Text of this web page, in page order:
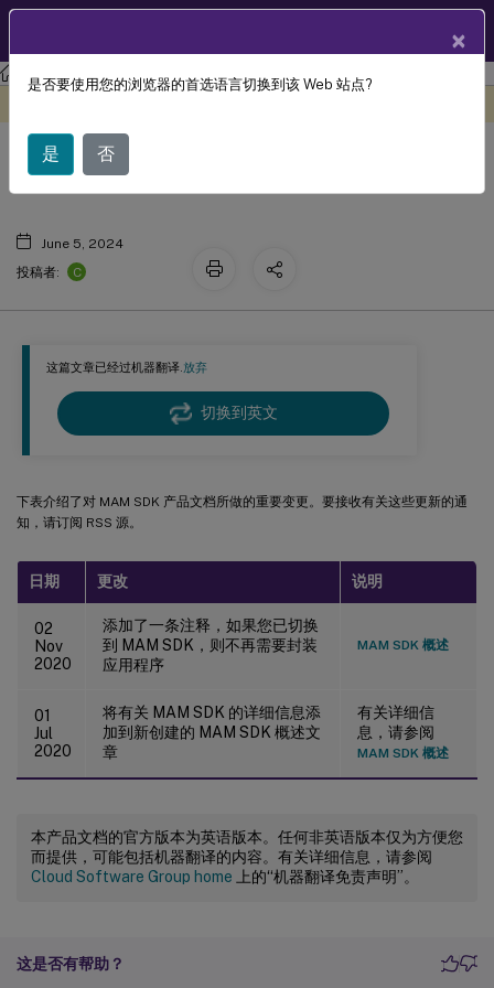
MAM SDK
这篇文章已经过机器翻译.放弃
切换到英文
下表介绍了对 MAM SDK 产品文档所做的重要变更。要接收有关这些更新的通
知，请订阅 RSS 源。
日期 更改 说明
02
Nov
2020
添加了一条注释，如果您已切换
到 MAM SDK，则不再需要封装
应用程序
MAM SDK 概述
01
Jul
2020
将有关 MAM SDK 的详细信息添
加到新创建的 MAM SDK 概述文
章
有关详细信
息，请参阅
MAM SDK 概述
本产品文档的官方版本为英语版本。任何非英语版本仅为方便您
而提供，可能包括机器翻译的内容。有关详细信息，请参阅
Cloud Software Group home 上的“机器翻译免责声明”。
这是否有帮助？
MAM SDK 文档历史记录
June 5, 2024
投稿者:
C
×
是否要使用您的浏览器的首选语言切换到该 Web 站点?
是 否